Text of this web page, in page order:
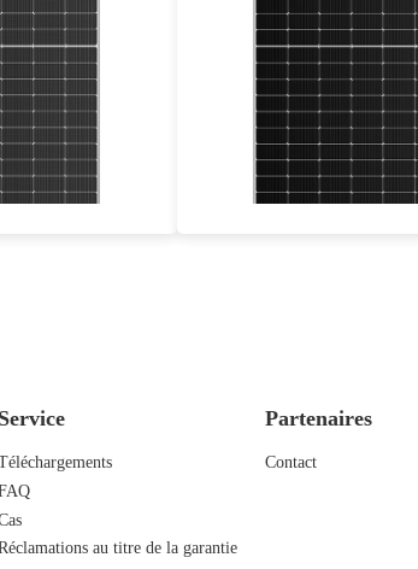
21.67%
de 30 ans
575-605W
Eff max : 21.65%
Garantie d'alimentation de
Service
au titre de la garantie
Partenaires
Contact